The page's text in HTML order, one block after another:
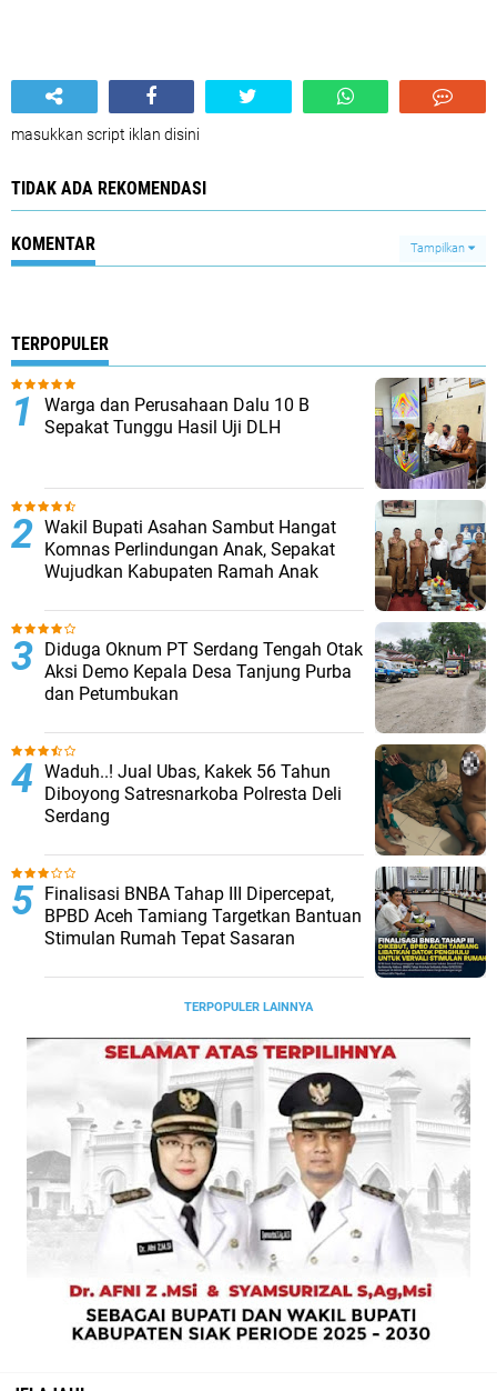
masukkan script iklan disini
TIDAK ADA REKOMENDASI
KOMENTAR Tampilkan
TERPOPULER
Warga dan Perusahaan Dalu 10 B
Sepakat Tunggu Hasil Uji DLH
Wakil Bupati Asahan Sambut Hangat
Komnas Perlindungan Anak, Sepakat
Wujudkan Kabupaten Ramah Anak
Diduga Oknum PT Serdang Tengah Otak
Aksi Demo Kepala Desa Tanjung Purba
dan Petumbukan
Waduh..! Jual Ubas, Kakek 56 Tahun
Diboyong Satresnarkoba Polresta Deli
Serdang
Finalisasi BNBA Tahap III Dipercepat,
BPBD Aceh Tamiang Targetkan Bantuan
Stimulan Rumah Tepat Sasaran
TERPOPULER LAINNYA